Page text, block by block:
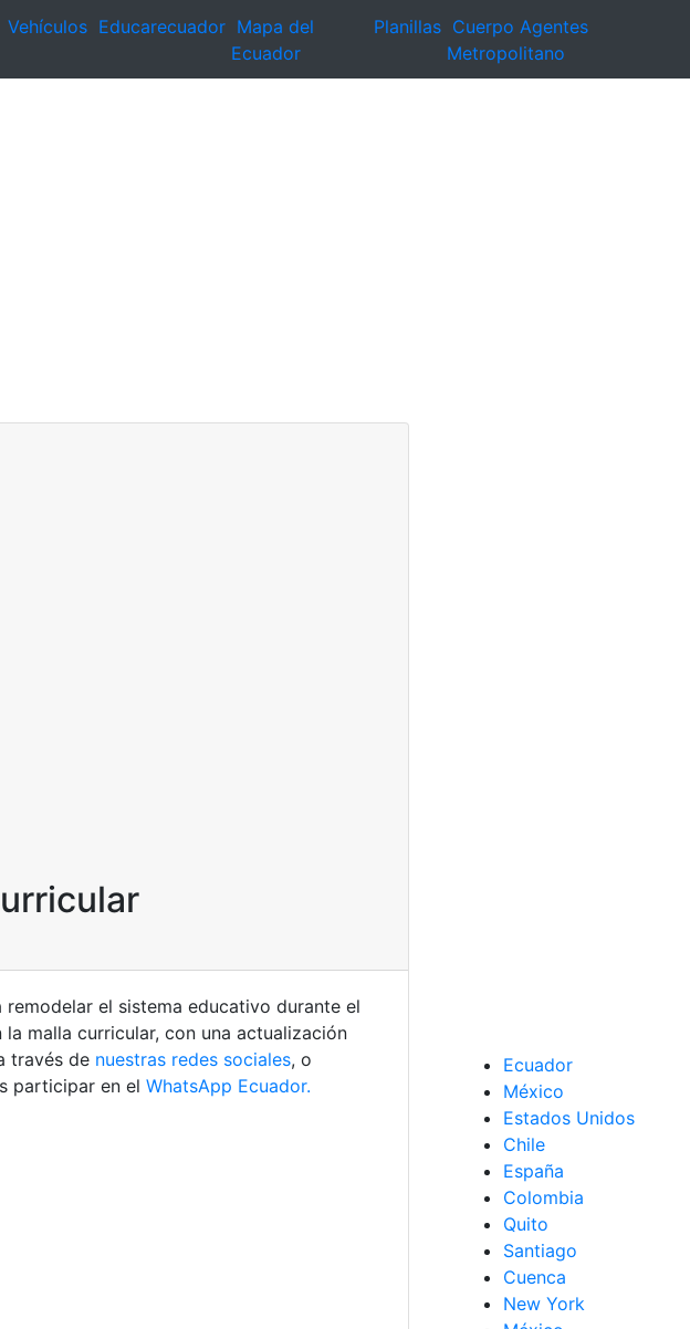
Vehículos Educarecuador Mapa del
Ecuador
Planillas Cuerpo Agentes
Metropolitano
el sistema educativo durante el
malla curricular, con una actualización
través de nuestras redes sociales, o
participar en el WhatsApp Ecuador.
Ecuador
México
Estados Unidos
Chile
España
Colombia
Quito
Santiago
Cuenca
New York